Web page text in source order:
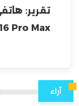
آراء